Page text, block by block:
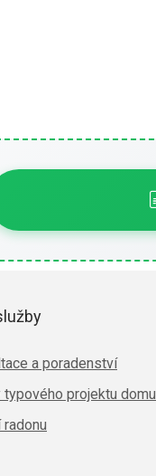
a poradenství
typového projektu domu
radonu